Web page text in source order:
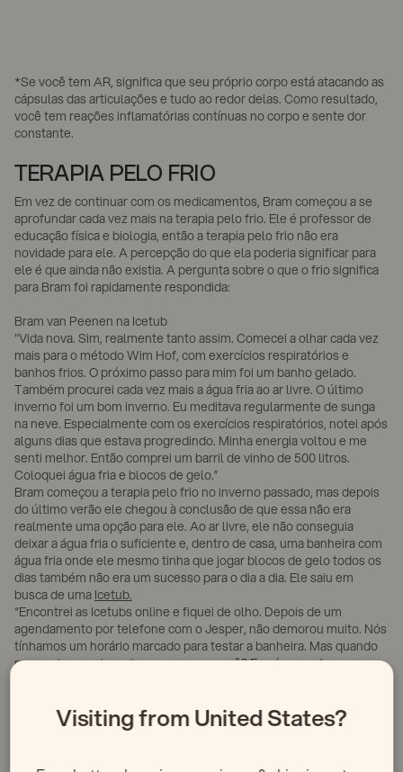
*Se você tem AR, significa que seu próprio corpo está atacando as
cápsulas das articulações e tudo ao redor delas. Como resultado,
você tem reações inflamatórias contínuas no corpo e sente dor
constante.
TERAPIA PELO FRIO
Em vez de continuar com os medicamentos, Bram começou a se
aprofundar cada vez mais na terapia pelo frio. Ele é professor de
educação física e biologia, então a terapia pelo frio não era
novidade para ele. A percepção do que ela poderia significar para
ele é que ainda não existia. A pergunta sobre o que o frio significa
para Bram foi rapidamente respondida:
Bram van Peenen na Icetub
"Vida nova. Sim, realmente tanto assim. Comecei a olhar cada vez
mais para o método Wim Hof, com exercícios respiratórios e
banhos frios. O próximo passo para mim foi um banho gelado.
Também procurei cada vez mais a água fria ao ar livre. O último
inverno foi um bom inverno. Eu meditava regularmente de sunga
na neve. Especialmente com os exercícios respiratórios, notei após
alguns dias que estava progredindo. Minha energia voltou e me
senti melhor. Então comprei um barril de vinho de 500 litros.
Coloquei água fria e blocos de gelo.”
Bram começou a terapia pelo frio no inverno passado, mas depois
do último verão ele chegou à conclusão de que essa não era
realmente uma opção para ele. Ao ar livre, ele não conseguia
deixar a água fria o suficiente e, dentro de casa, uma banheira com
água fria onde ele mesmo tinha que jogar blocos de gelo todos os
dias também não era um sucesso para o dia a dia. Ele saiu em
busca de uma Icetub.
“Encontrei as Icetubs online e fiquei de olho. Depois de um
agendamento por telefone com o Jesper, não demorou muito. Nós
tínhamos um horário marcado para testar a banheira. Mas quando
marquei, pensei comigo mesmo: por quê? Eu só quero ter essa
vendida.”
A Icetub está agora na casa de Bram e sua esposa há algumas
esposa também usa com muita regularidade. Passamos dos 50
Visiting from United States?